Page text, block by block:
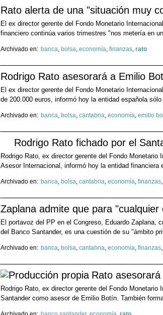
Rato alerta de una "situación muy
El ex director gerente del Fondo Monetario
financiero continúa varios trimestres "nos metería en
Archivado en: banca, bolsa, economía, finanzas, rato
Rodrigo Rato asesorará a Emilio
El ex director gerente del Fondo Monetario
de 200.000 euros, informó hoy la entidad española
Archivado en: banca, bolsa, cantabria, economía, emilio
Rodrigo Rato fichado por el
Rodrigo Rato, ex director gerente del Fondo
Asesor Internacional, informó hoy la entidad financiera
Archivado en: banca, bolsa, cantabria, economía, finanzas,
Zaplana admite que para
El portavoz del PP en el Congreso, Eduardo Zaplana,
del Banco Santander, es una cuestión de su "ámbito
Archivado en: banca, bolsa, cantabria, economía, finanzas,
Rato
Rodrigo Rato, ex director gerente del Fondo
Santander como asesor de Emilio Botín. También